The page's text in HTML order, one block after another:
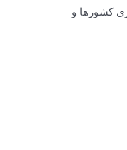
کشورها و